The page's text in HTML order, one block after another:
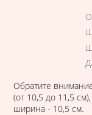
Обратите
(от 10,5 до 11,5
ширина - 10,5 см.